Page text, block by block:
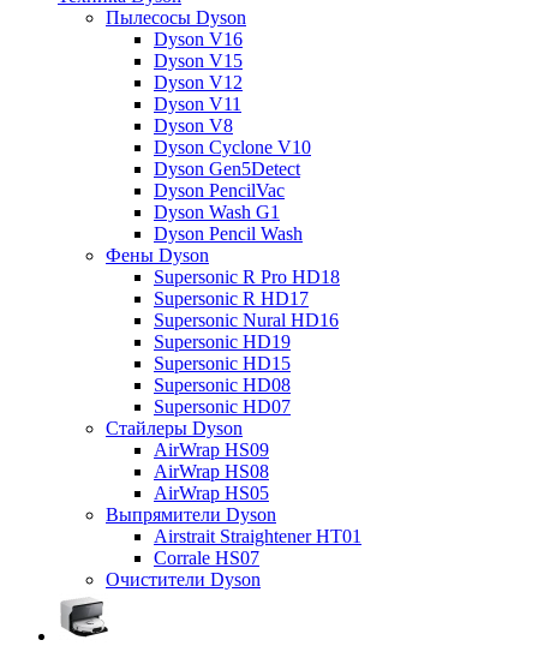
Пылесосы Dyson
Dyson V16
Dyson V15
Dyson V12
Dyson V11
Dyson V8
Dyson Cyclone V10
Dyson Gen5Detect
Dyson PencilVac
Dyson Wash G1
Dyson Pencil Wash
Фены Dyson
Supersonic R Pro HD18
Supersonic R HD17
Supersonic Nural HD16
Supersonic HD19
Supersonic HD15
Supersonic HD08
Supersonic HD07
Стайлеры Dyson
AirWrap HS09
AirWrap HS08
AirWrap HS05
Выпрямители Dyson
Airstrait Straightener HT01
Corrale HS07
Очистители Dyson